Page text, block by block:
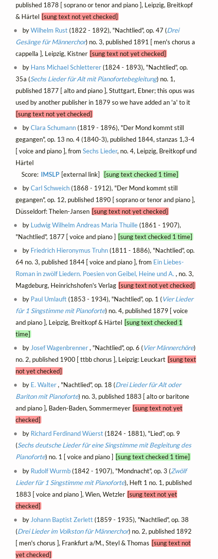
published 1878 [ soprano or tenor and piano ], Leipzig, Breitkopf
& Härtel [sung text not yet checked]
byWilhelm Rust(1822 - 1892), "Nachtlied", op. 47 (Drei
Gesänge für Männerchor) no. 3, published 1891 [ men's chorus a
cappella ], Leipzig, Kistner [sung text not yet checked]
by Hans Michael Schletterer(1824 - 1893), "Nachtlied", op.
35a (Sechs Lieder für Alt mit Pianofortebegleitung) no. 1,
published 1877 [ alto and piano ], Stuttgart, Ebner; this opus was
used by another publisher in 1879 so we have added an 'a' to it
[sung text not yet checked]
byClara Schumann(1819 - 1896), "Der Mond kommt still
gegangen", op. 13 no. 4 (1840-3), published 1844, stanzas 1,3-4
[ voice and piano ], from Sechs Lieder, no. 4, Leipzig, Breitkopf und
Härtel
Score: IMSLP [external link]
[sung text checked 1 time]
byCarl Schweich(1868 - 1912), "Der Mond kommt still
gegangen", op. 12, published 1890 [ soprano or tenor and piano ],
Düsseldorf: Thelen-Jansen [sung text not yet checked]
by Ludwig Wilhelm Andreas Maria Thuille(1861 - 1907),
"Nachtlied", 1877 [ voice and piano ] [sung text checked 1 time]
by Friedrich Hieronymus Truhn(1811 - 1886), "Nachtlied", op.
64 no. 3, published 1844 [ voice and piano ], from Ein Liebes-
Roman in zwölf Liedern. Poesien von Geibel, Heine und A. , no. 3,
Magdeburg, Heinrichshofen's Verlag [sung text not yet checked]
by Paul Umlauft(1853 - 1934), "Nachtlied", op. 1 (Vier Lieder
für 1 Singstimme mit Pianoforte) no. 4, published 1879 [ voice
and piano ], Leipzig, Breitkopf & Härtel [sung text checked 1
time]
byJosef Wagenbrenner, "Nachtlied", op. 6 (Vier Männerchöre)
no. 2, published 1900 [ ttbb chorus ], Leipzig: Leuckart [sung text
not yet checked]
by E. Walter, "Nachtlied", op. 18 (Drei Lieder für Alt oder
Bariton mit Pianoforte) no. 3, published 1883 [ alto or baritone
and piano ], Baden-Baden, Sommermeyer [sung text not yet
checked]
by Richard Ferdinand Wüerst(1824 - 1881), "Lied", op. 9
(Sechs deutsche Lieder für eine Singstimme mit Begleitung des
Pianoforte) no. 1 [ voice and piano ] [sung text checked 1 time]
by Rudolf Wurmb(1842 - 1907), "Mondnacht", op. 3 (Zwölf
Lieder für 1 Singstimme mit Pianoforte), Heft 1 no. 1, published
1883 [ voice and piano ], Wien, Wetzler [sung text not yet
checked]
by Johann Baptist Zerlett(1859 - 1935), "Nachtlied", op. 38
(Drei Lieder im Volkston für Männerchor) no. 2, published 1892
[ men's chorus ], Frankfurt a/M., Steyl & Thomas [sung text not
yet checked]